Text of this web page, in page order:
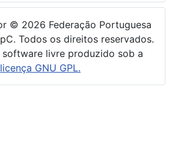
© 2026 Federação Portuguesa
Todos os direitos reservados.
software livre produzido sob a
licença GNU GPL.